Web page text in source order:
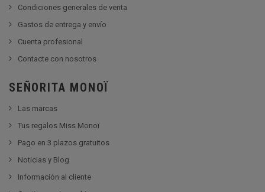
Condiciones generales de venta
Gastos de entrega y envío
Cuenta profesional
Contacte con nosotros
SEÑORITA MONOÏ
Las marcas
Tus regalos Miss Monoï
Pago en 3 plazos gratuitos
Noticias y Blog
Información al cliente